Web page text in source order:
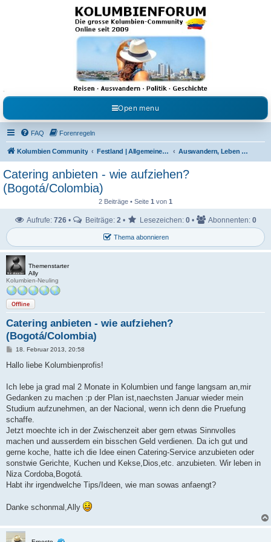
Kolumbienforum - Das
grosse Forum der
Freunde Kolumbiens
Reisen, Auswandern, Kultur, Politik, Geschichte und Visum in Kolumbien und Venezuela.
Austausch, Erfahrungen und Gemeinschaft im Kolumbienforum
Open menu
FAQ Forenregeln
Kolumbien Community Festland | Allgemeine Fragen Auswandern, Leben & Arbeiten in Kolumbien
Catering anbieten - wie aufziehen?
(Bogotá/Colombia)
2 Beiträge • Seite 1 von 1
Thema abonnieren
Aufrufe: 726 • Beiträge: 2 • Lesezeichen: 0 • Abonnenten: 0
Themenstarter
Ally
Kolumbien-Neuling
Offline
Catering anbieten - wie aufziehen?
(Bogotá/Colombia)
B
i
a
18. Februar 2013, 20:58
Hallo liebe Kolumbienprofis!
Ich lebe ja grad mal 2 Monate in Kolumbien und fange langsam an,mir
Gedanken zu machen :p der Plan ist,naechsten Januar wieder mein
Studium aufzunehmen, an der Nacional, wenn ich denn die Pruefung
schaffe.
Jetzt moechte ich in der Zwischenzeit aber gern etwas Sinnvolles
machen und ausserdem ein bisschen Geld verdienen. Da ich gut und
gerne koche, hatte ich die Idee einen Catering-Service anzubieten oder
sonstwie Gerichte, Kuchen und Kekse,Dios,etc. anzubieten. Wir leben in
Niza Cordoba,Bogotá.
Habt ihr irgendwelche Tips/Ideen, wie man sowas anfaengt?
Danke schonmal,Ally